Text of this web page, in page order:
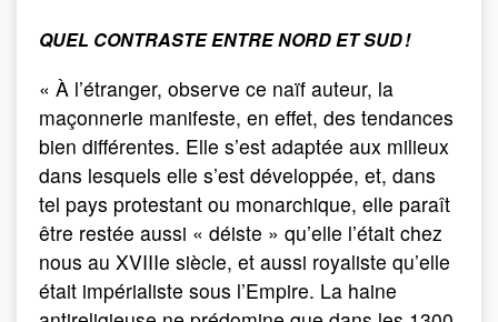
QUEL CONTRASTE ENTRE NORD ET SUD !
« À l’étranger, observe ce naïf auteur, la
maçonnerie manifeste, en effet, des tendances
bien différentes. Elle s’est adaptée aux milieux
dans lesquels elle s’est développée, et, dans
tel pays protestant ou monarchique, elle paraît
être restée aussi « déiste » qu’elle l’était chez
nous au XVIIIe siècle, et aussi royaliste qu’elle
était impérialiste sous l’Empire. La haine